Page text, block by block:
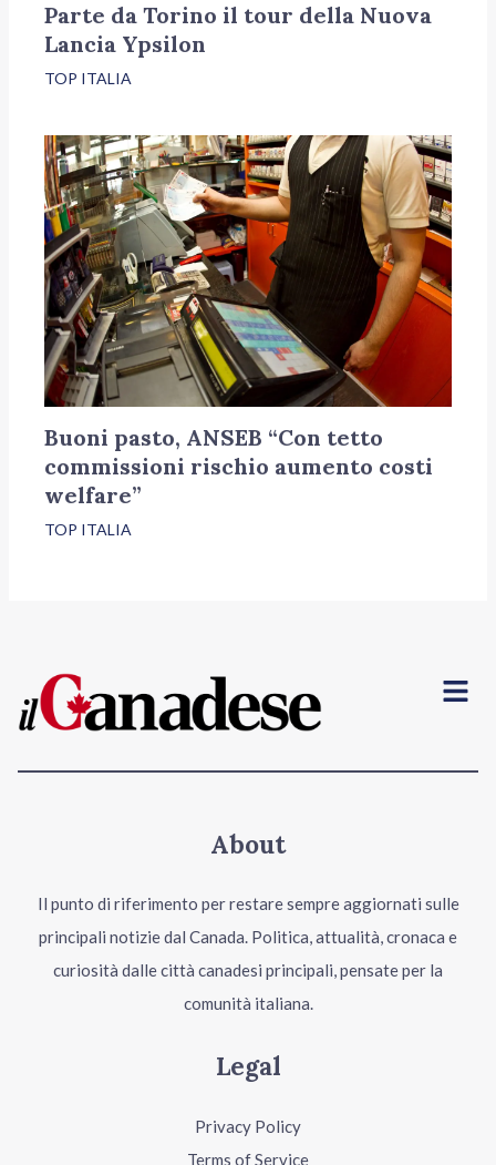
Parte da Torino il tour della Nuova
Lancia Ypsilon
TOP ITALIA
Buoni pasto, ANSEB “Con tetto
commissioni rischio aumento costi
welfare”
TOP ITALIA
Menu
About
Il punto di riferimento per restare sempre aggiornati sulle
principali notizie dal Canada. Politica, attualità, cronaca e
curiosità dalle città canadesi principali, pensate per la
comunità italiana.
Legal
Privacy Policy
Terms of Service